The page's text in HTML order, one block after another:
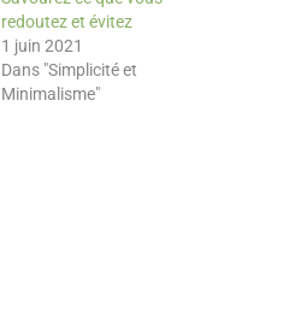
redoutez et évitez
1 juin 2021
Dans "Simplicité et
Minimalisme"